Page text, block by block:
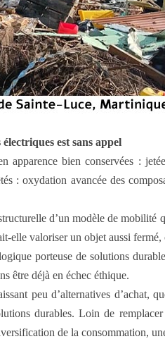
est sans appel
apparence bien conservées :
: oxydation avancée des
d’un modèle de mobilité
elle valoriser un objet aussi
porteuse de solutions
être déjà en échec éthique.
peu d’alternatives
durables. Loin de
de la consommation,